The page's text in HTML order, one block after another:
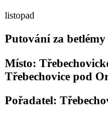
listopad
Putování za betlémy
Místo:
Třebechovice pod
Pořadatel: